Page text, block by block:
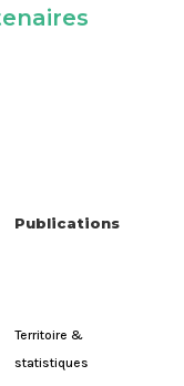
Publications
Territoire &
statistiques